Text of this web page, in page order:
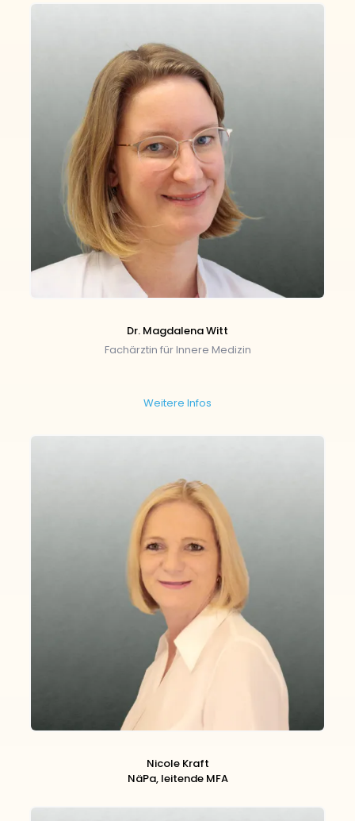
Dr. Magdalena Witt
Fachärztin für Innere Medizin
Weitere Infos
Nicole Kraft
NäPa, leitende MFA